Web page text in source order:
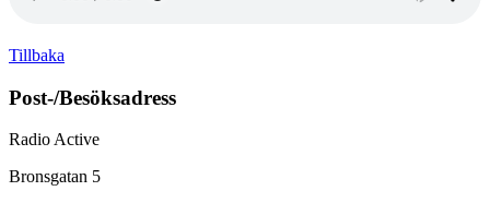
Tillbaka
Post-/Besöksadress
Radio Active
Bronsgatan 5